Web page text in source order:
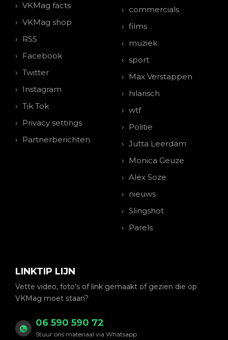
VKMag facts
VKMag shop
RSS
Facebook
Twitter
Instagram
Tik Tok
Privacy settings
Partnerberichten
commercials
films
muziek
sport
Max Verstappen
hilarisch
wtf
Politie
Jutta Leerdam
Monica Geuze
Alex Soze
nieuws
Slingshot
Parels
LINKTIP LIJN
Vette video, foto's of link gemaakt of gezien die op
VKMag moet staan?
06 590 590 72
Stuur ons materiaal via Whatsapp